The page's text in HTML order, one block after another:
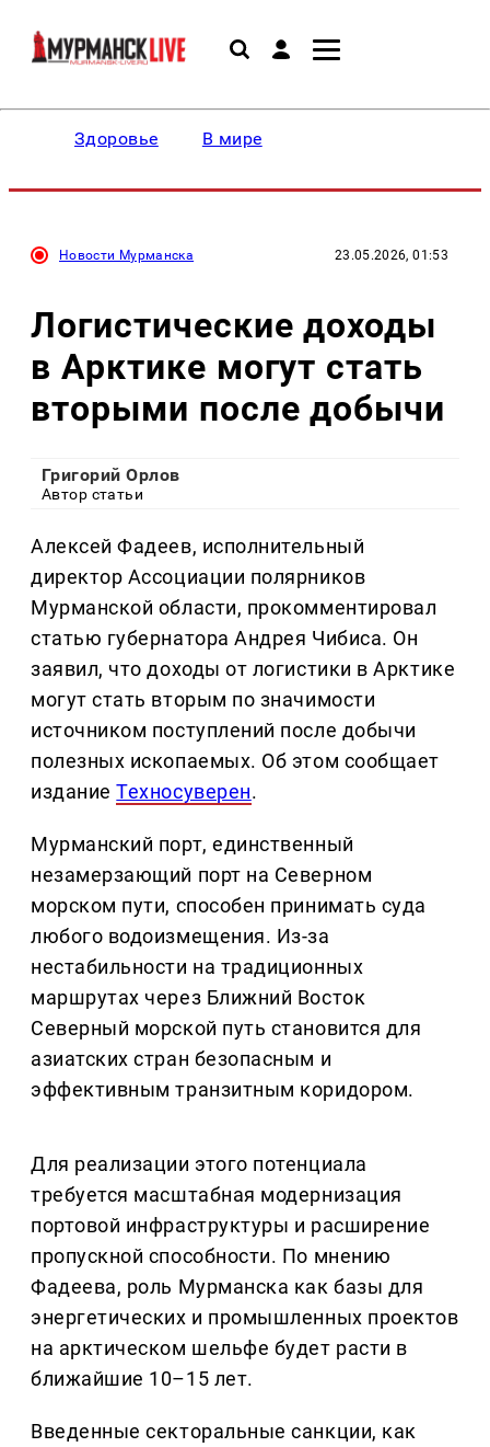
Здоровье В мире
Новости Мурманска 23.05.2026, 01:53
Логистические доходы
в Арктике могут стать
вторыми после добычи
Григорий Орлов
Автор статьи
Алексей Фадеев, исполнительный
директор Ассоциации полярников
Мурманской области, прокомментировал
статью губернатора Андрея Чибиса. Он
заявил, что доходы от логистики в Арктике
могут стать вторым по значимости
источником поступлений после добычи
полезных ископаемых. Об этом сообщает
изданиеТехносуверен.
Мурманский порт, единственный
незамерзающий порт на Северном
морском пути, способен принимать суда
любого водоизмещения. Из-за
нестабильности на традиционных
маршрутах через Ближний Восток
Северный морской путь становится для
азиатских стран безопасным и
эффективным транзитным коридором.
Для реализации этого потенциала
требуется масштабная модернизация
портовой инфраструктуры и расширение
пропускной способности. По мнению
Фадеева, роль Мурманска как базы для
энергетических и промышленных проектов
на арктическом шельфе будет расти в
ближайшие 10–15 лет.
Введенные секторальные санкции, как